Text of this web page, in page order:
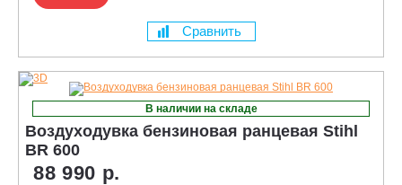
Сравнить
В наличии на складе
Воздуходувка бензиновая ранцевая Stihl
BR 600
88 990 р.